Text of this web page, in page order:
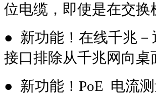
位电缆，即使是在交换
● 新功能！在线千兆－
接口排除从千兆网向桌
● 新功能！PoE 电流